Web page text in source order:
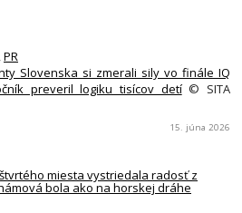
,PR
Slovenska si zmerali sily vo finále IQ
preveril logiku tisícov detí© SITA
15. júna 2026
miesta vystriedala radosť z
bola ako na horskej dráhe